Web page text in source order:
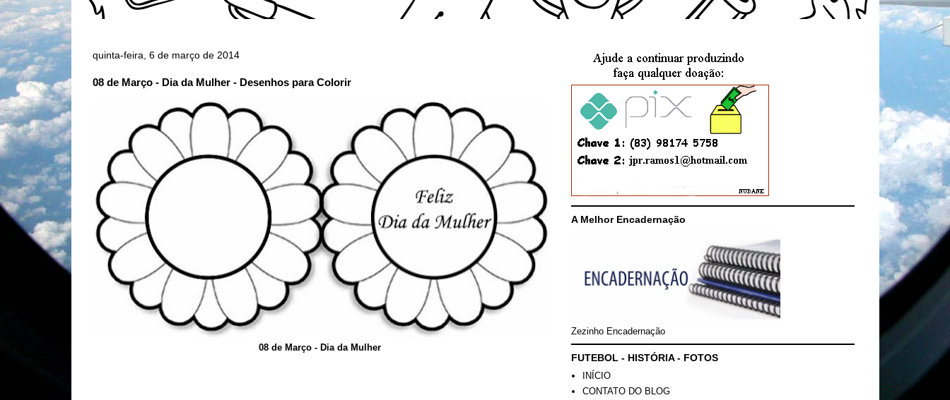
quinta-feira, 6 de março de 2014
08 de Março - Dia da Mulher - Desenhos para Colorir
08 de Março - Dia da Mulher
A Melhor Encadernação
Zezinho Encadernação
FUTEBOL - HISTÓRIA - FOTOS
INÍCIO
CONTATO DO BLOG